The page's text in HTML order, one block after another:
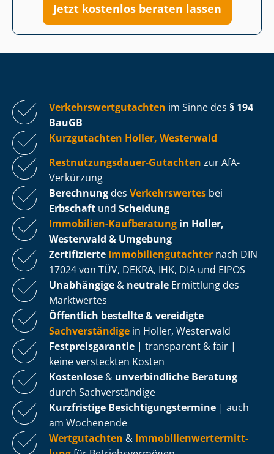
Jetzt kostenlos beraten lassen
Ver­kehrs­wert­gut­ach­ten im Sinne des § 194
BauGB
Kurzgutachten Holler, Westerwald
Rest­nut­zungs­dau­er-Gutachten zur AfA-
Verkürzung
Berechnung des Verkehrswertes bei
Erbschaft und Scheidung
Immobilien-Kaufberatung in Holler,
Westerwald & Umgebung
Zertifizierte Im­mo­bi­li­en­gut­ach­ter nach DIN
17024 von TÜV, DEKRA, IHK, DIA und EIPOS
Unabhängige & neutrale Ermittlung des
Marktwertes
Öffentlich bestellte & vereidigte
Sachverständige in Holler, Westerwald
Fest­preis­ga­ran­tie | transparent & fair |
keine versteckten Kosten
Kostenlose & unverbindliche Beratung
durch Sachverständige
Kurzfristige Be­sich­ti­gungs­ter­mi­ne | auch
am Wochenende
Wertgutachten & Im­mo­bi­li­en­wert­ermitt­